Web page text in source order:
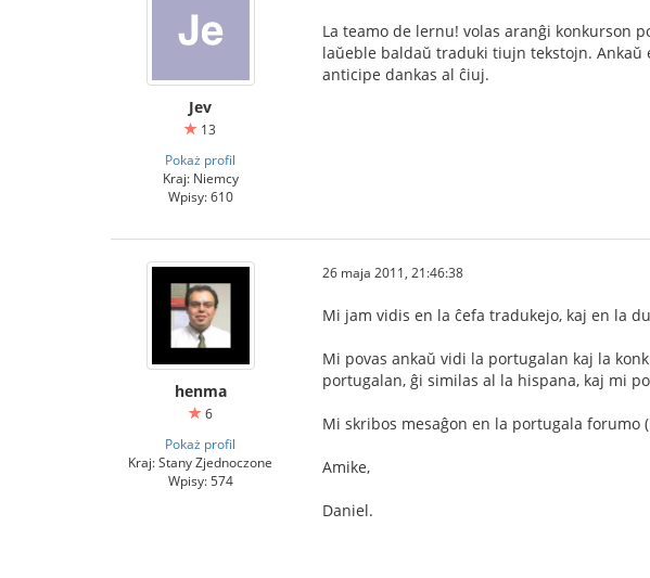
Jev
13
Pokaż profil
Kraj: Niemcy
Wpisy: 610
La teamo de lernu! volas aranĝi konkurson
laŭeble baldaŭ traduki tiujn tekstojn. Ankaŭ
anticipe dankas al ĉiuj.
henma
6
Pokaż profil
Kraj: Stany Zjednoczone
Wpisy: 574
26 maja 2011, 21:46:38
Mi jam vidis en la ĉefa tradukejo, kaj en la
Mi povas ankaŭ vidi la portugalan kaj la
portugalan, ĝi similas al la hispana, kaj mi
Mi skribos mesaĝon en la portugala forumo
Amike,
Daniel.